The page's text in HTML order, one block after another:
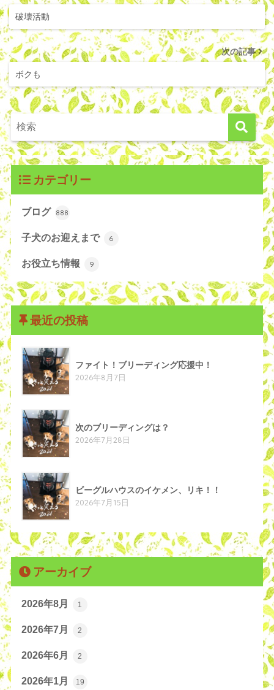
破壊活動
次の記事
ボクも
カテゴリー
ブログ 888
子犬のお迎えまで 6
お役立ち情報 9
最近の投稿
ファイト！ブリーディング応援中！
2026年8月7日
次のブリーディングは？
2026年7月28日
ビーグルハウスのイケメン、リキ！！
2026年7月15日
アーカイブ
2026年8月 1
2026年7月 2
2026年6月 2
2026年1月 19